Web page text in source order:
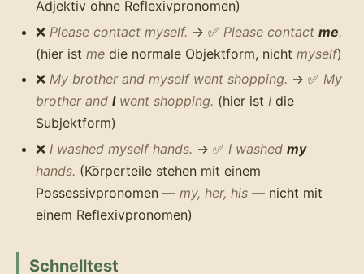
Adjektiv ohne Reflexivpronomen)
❌ Please contact myself. → ✅ Please contact me.
(hier ist me die normale Objektform, nicht myself)
❌ My brother and myself went shopping. → ✅ My
brother and Iwent shopping. (hier ist I die
Subjektform)
❌ I washed myself hands. → ✅ I washed my
hands. (Körperteile stehen mit einem
Possessivpronomen — my, her, his — nicht mit
einem Reflexivpronomen)
Schnelltest